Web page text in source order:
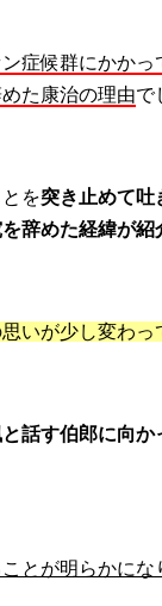
症候群にかか
た康治の理由で
を突き止めて吐
辞めた経緯が紹
いが少し変わっ
話す伯郎に向か
とが明らかにな